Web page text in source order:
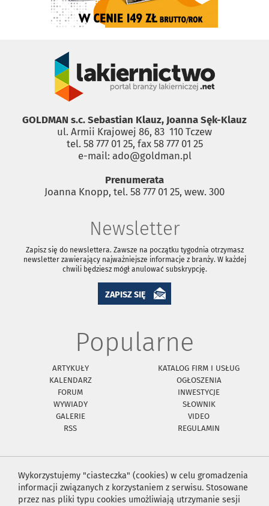
GOLDMAN s.c. Sebastian Klauz, Joanna Sęk-Klauz
ul. Armii Krajowej 86, 83 ­ 110 Tczew
tel. 58 777 01 25, fax 58 777 01 25
e-mail: ado@goldman.pl
Prenumerata
Joanna Knopp, tel. 58 777 01 25, wew. 300
Newsletter
Zapisz się do newslettera. Zawsze na początku tygodnia otrzymasz
newsletter zawierający najważniejsze informacje z branży. W każdej
chwili będziesz mógł anulować subskrypcję.
ZAPISZ SIĘ
Popularne
ARTYKUŁY
KATALOG FIRM I USŁUG
KALENDARZ
OGŁOSZENIA
FORUM
INWESTYCJE
WYWIADY
SŁOWNIK
GALERIE
VIDEO
RSS
REGULAMIN
Wykorzystujemy "ciasteczka" (cookies) w celu gromadzenia
informacji związanych z korzystaniem z serwisu. Stosowane
przez nas pliki typu cookies umożliwiają utrzymanie sesji